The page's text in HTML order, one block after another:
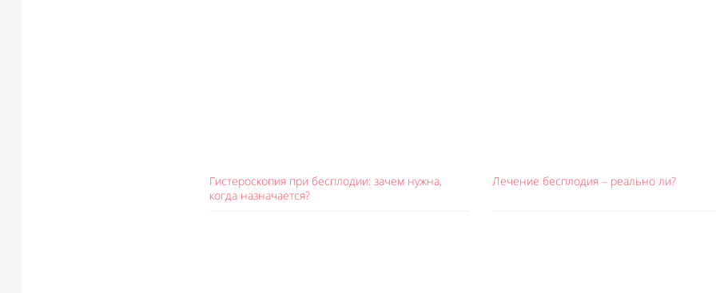
Гистероскопия при бесплодии: зачем нужна,
когда назначается?
Лечение бесплодия – реально ли?